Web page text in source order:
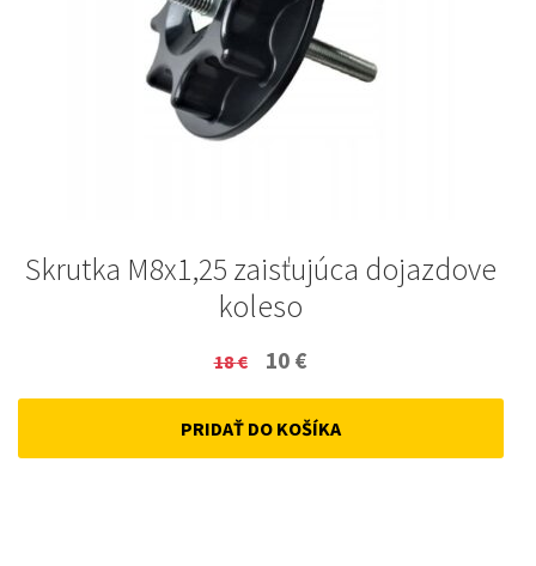
Skrutka M8x1,25 zaisťujúca dojazdove
koleso
18€
Original
price
was:
10 €
price
is:
PRIDAŤ DO KOŠÍKA